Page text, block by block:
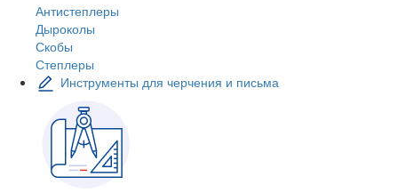
Антистеплеры
Дыроколы
Скобы
Степлеры
Инструменты для черчения и письма